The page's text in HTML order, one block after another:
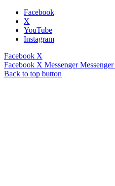
Facebook
X
YouTube
Instagram
Facebook X
Facebook X Messenger Messenger
Back to top button